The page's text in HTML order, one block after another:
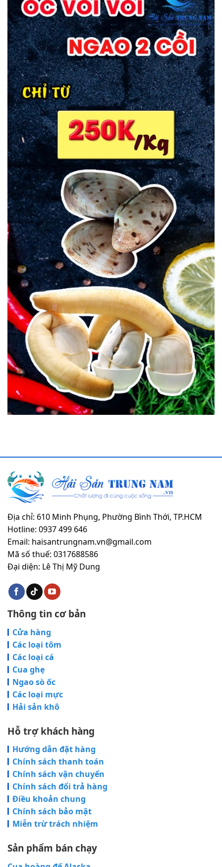
Địa chỉ: 610 Minh Phụng, Phường Bình Thới, TP.HCM
Hotline: 0937 499 646
Email: haisantrungnam.vn@gmail.com
Mã số thuế: 0317688586
Đại diện: Lê Thị Mỹ Dung
Thông tin cơ bản
Cửa hàng
Các loại tôm
Các loại cá
Cua ghẹ
Ngao sò ốc
Các loại mực
Hải sản khô
Hỗ trợ khách hàng
Hướng dẫn đặt hàng
Chính sách thanh toán
Chính sách vận chuyển
Chính sách đổi trả hàng
Điều khoản chung
Chính sách bảo mật
Miễn trừ trách nhiệm
Sản phẩm bán chạy